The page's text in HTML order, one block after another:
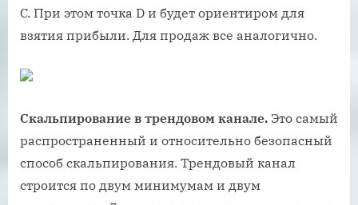
C. При этом точка D и будет ориентиром для
взятия прибыли. Для продаж все аналогично.
Скальпирование в трендовом канале. Это самый
распространенный и относительно безопасный
способ скальпирования. Трендовый канал
строится по двум минимумам и двум